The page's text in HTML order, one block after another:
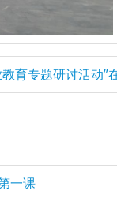
育专题研讨活动”
一课